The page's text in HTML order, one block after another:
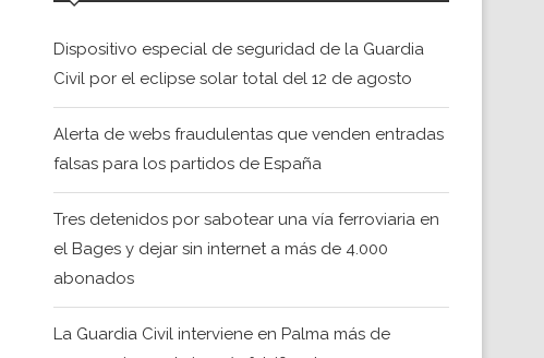
Dispositivo especial de seguridad de la Guardia
Civil por el eclipse solar total del 12 de agosto
Alerta de webs fraudulentas que venden entradas
falsas para los partidos de España
Tres detenidos por sabotear una vía ferroviaria en
el Bages y dejar sin internet a más de 4.000
abonados
La Guardia Civil interviene en Palma más de